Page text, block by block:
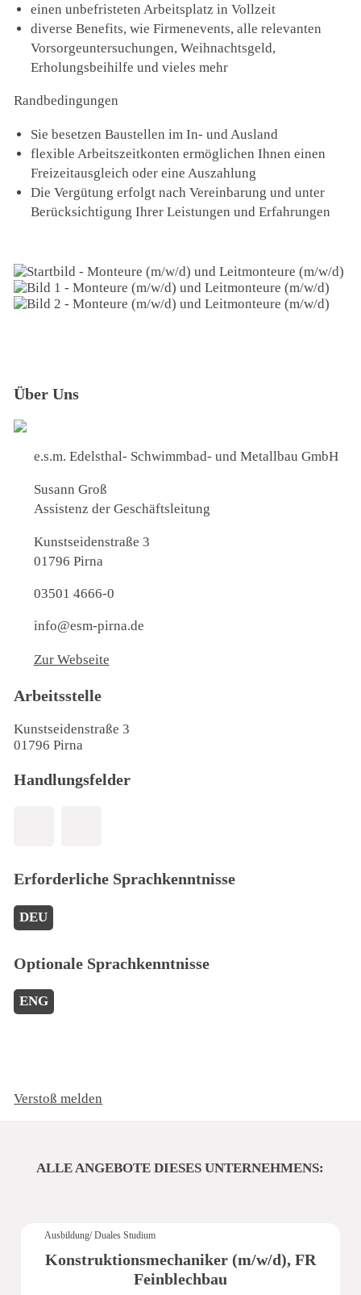
einen unbefristeten Arbeitsplatz in Vollzeit
diverse Benefits, wie Firmenevents, alle relevanten
Vorsorgeuntersuchungen, Weihnachtsgeld,
Erholungsbeihilfe und vieles mehr
Randbedingungen
Sie besetzen Baustellen im In- und Ausland
flexible Arbeitszeitkonten ermöglichen Ihnen einen
Freizeitausgleich oder eine Auszahlung
Die Vergütung erfolgt nach Vereinbarung und unter
Berücksichtigung Ihrer Leistungen und Erfahrungen
Über Uns
e.s.m. Edelsthal- Schwimmbad- und Metallbau GmbH
Susann Groß
Assistenz der Geschäftsleitung
Kunstseidenstraße 3
01796 Pirna
03501 4666-0
info@esm-pirna.de
Zur Webseite
Arbeitsstelle
Kunstseidenstraße 3
01796 Pirna
Handlungsfelder
Erforderliche Sprachkenntnisse
DEU
Optionale Sprachkenntnisse
ENG
Verstoß melden
ALLE ANGEBOTE DIESES UNTERNEHMENS:
Ausbildung/ Duales Studium
Konstruktionsmechaniker (m/w/d), FR
Feinblechbau